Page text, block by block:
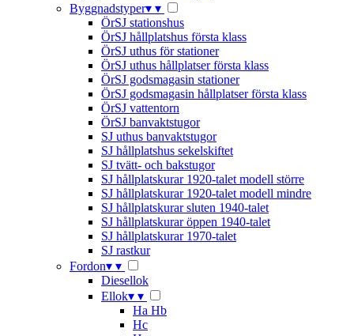
Byggnadstyper▾ ▾
ÖrSJ stationshus
ÖrSJ hållplatshus första klass
ÖrSJ uthus för stationer
ÖrSJ uthus hållplatser första klass
ÖrSJ godsmagasin stationer
ÖrSJ godsmagasin hållplatser första klass
ÖrSJ vattentorn
ÖrSJ banvaktstugor
SJ uthus banvaktstugor
SJ hållplatshus sekelskiftet
SJ tvätt- och bakstugor
SJ hållplatskurar 1920-talet modell större
SJ hållplatskurar 1920-talet modell mindre
SJ hållplatskurar sluten 1940-talet
SJ hållplatskurar öppen 1940-talet
SJ hållplatskurar 1970-talet
SJ rastkur
Fordon▾ ▾
Diesellok
Ellok▾ ▾
Ha Hb
Hc